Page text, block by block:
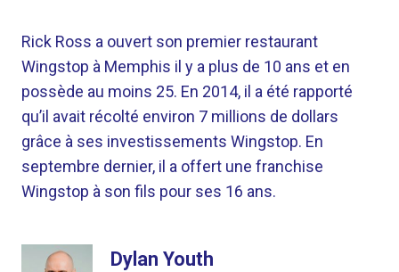
Rick Ross a ouvert son premier restaurant
Wingstop à Memphis il y a plus de 10 ans et en
possède au moins 25. En 2014, il a été rapporté
qu’il avait récolté environ 7 millions de dollars
grâce à ses investissements Wingstop. En
septembre dernier, il a offert une franchise
Wingstop à son fils pour ses 16 ans.
Dylan Youth